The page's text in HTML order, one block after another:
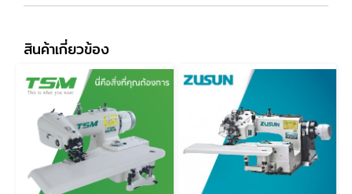
สินค้าเกี่ยวข้อง